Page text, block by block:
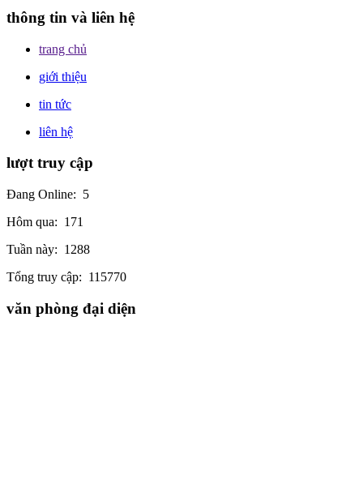
thông tin và liên hệ
trang chủ
giới thiệu
tin tức
liên hệ
lượt truy cập
Đang Online: 5
Hôm qua: 171
Tuần này: 1288
Tổng truy cập: 115770
văn phòng đại diện